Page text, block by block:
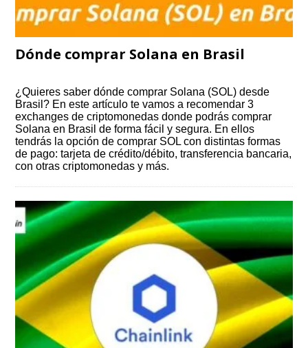
Dónde comprar Solana en Brasil
¿Quieres saber dónde comprar Solana (SOL) desde
Brasil? En este artículo te vamos a recomendar 3
exchanges de criptomonedas donde podrás comprar
Solana en Brasil de forma fácil y segura. En ellos
tendrás la opción de comprar SOL con distintas formas
de pago: tarjeta de crédito/débito, transferencia bancaria,
con otras criptomonedas y más.